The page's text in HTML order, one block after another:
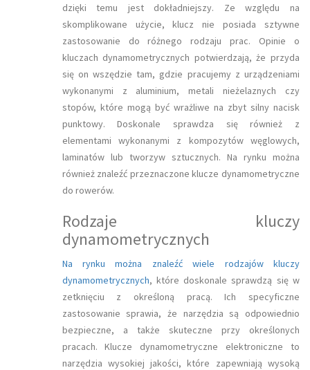
dzięki temu jest dokładniejszy. Ze względu na
skomplikowane użycie, klucz nie posiada sztywne
zastosowanie do różnego rodzaju prac. Opinie o
kluczach dynamometrycznych potwierdzają, że przyda
się on wszędzie tam, gdzie pracujemy z urządzeniami
wykonanymi z aluminium, metali nieżelaznych czy
stopów, które mogą być wrażliwe na zbyt silny nacisk
punktowy. Doskonale sprawdza się również z
elementami wykonanymi z kompozytów węglowych,
laminatów lub tworzyw sztucznych. Na rynku można
również znaleźć przeznaczone klucze dynamometryczne
do rowerów.
Rodzaje kluczy
dynamometrycznych
Na rynku można znaleźć wiele rodzajów kluczy
dynamometrycznych, które doskonale sprawdzą się w
zetknięciu z określoną pracą. Ich specyficzne
zastosowanie sprawia, że narzędzia są odpowiednio
bezpieczne, a także skuteczne przy określonych
pracach. Klucze dynamometryczne elektroniczne to
narzędzia wysokiej jakości, które zapewniają wysoką